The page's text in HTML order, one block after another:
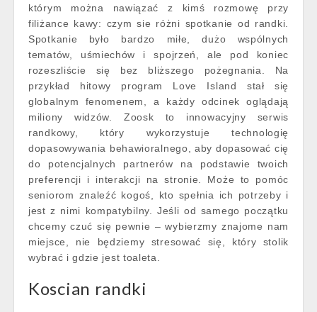
którym można nawiązać z kimś rozmowę przy
filiżance kawy: czym sie różni spotkanie od randki.
Spotkanie było bardzo miłe, dużo wspólnych
tematów, uśmiechów i spojrzeń, ale pod koniec
rozeszliście się bez bliższego pożegnania. Na
przykład hitowy program Love Island stał się
globalnym fenomenem, a każdy odcinek oglądają
miliony widzów. Zoosk to innowacyjny serwis
randkowy, który wykorzystuje technologię
dopasowywania behawioralnego, aby dopasować cię
do potencjalnych partnerów na podstawie twoich
preferencji i interakcji na stronie. Może to pomóc
seniorom znaleźć kogoś, kto spełnia ich potrzeby i
jest z nimi kompatybilny. Jeśli od samego początku
chcemy czuć się pewnie – wybierzmy znajome nam
miejsce, nie będziemy stresować się, który stolik
wybrać i gdzie jest toaleta.
Koscian randki